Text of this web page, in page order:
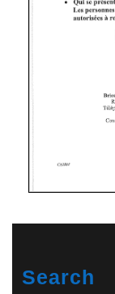
Search